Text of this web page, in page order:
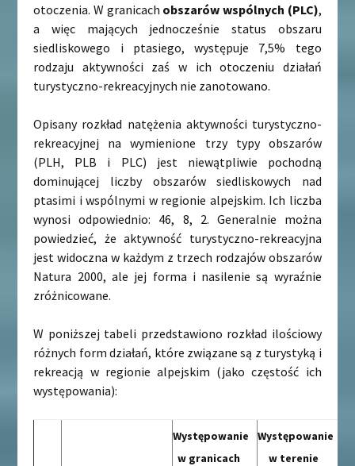
otoczenia. W granicach obszarów wspólnych (PLC),
a więc mających jednocześnie status obszaru
siedliskowego i ptasiego, występuje 7,5% tego
rodzaju aktywności zaś w ich otoczeniu działań
turystyczno-rekreacyjnych nie zanotowano.
Opisany rozkład natężenia aktywności turystyczno-
rekreacyjnej na wymienione trzy typy obszarów
(PLH, PLB i PLC) jest niewątpliwie pochodną
dominującej liczby obszarów siedliskowych nad
ptasimi i wspólnymi w regionie alpejskim. Ich liczba
wynosi odpowiednio: 46, 8, 2. Generalnie można
powiedzieć, że aktywność turystyczno-rekreacyjna
jest widoczna w każdym z trzech rodzajów obszarów
Natura 2000, ale jej forma i nasilenie są wyraźnie
zróżnicowane.
W poniższej tabeli przedstawiono rozkład ilościowy
różnych form działań, które związane są z turystyką i
rekreacją w regionie alpejskim (jako częstość ich
występowania):
Występowanie
w granicach
Występowanie
w terenie